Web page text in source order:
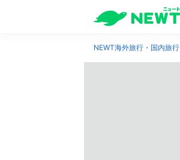
NEWT海外旅行・国内旅行